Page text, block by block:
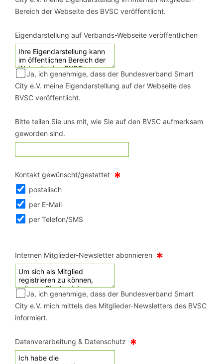
Bereich der Webseite des BVSC veröffentlicht.
Eigendarstellung auf Verbands-Webseite veröffentlichen
Ja, ich genehmige, dass der Bundesverband Smart
City e.V. meine Eigendarstellung auf der Webseite des
BVSC veröffentlicht.
Bitte teilen Sie uns mit, wie Sie auf den BVSC aufmerksam
geworden sind.
Kontakt gewünscht/gestattet *
postalisch
per E-Mail
per Telefon/SMS
Internen Mitglieder-Newsletter abonnieren *
Ja, ich genehmige, dass der Bundesverband Smart
City e.V. mich mittels des Mitglieder-Newsletters des BVSC
informiert.
Datenverarbeitung & Datenschutz *